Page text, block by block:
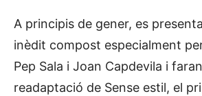
A principis de gener, es
inèdit compost especialment
Pep Sala i Joan Capdevila i
readaptació de Sense estil, el